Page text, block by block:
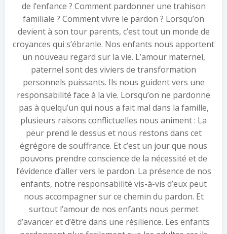
de l’enfance ? Comment pardonner une trahison
familiale ? Comment vivre le pardon ? Lorsqu’on
devient à son tour parents, c’est tout un monde de
croyances qui s’ébranle. Nos enfants nous apportent
un nouveau regard sur la vie. L’amour maternel,
paternel sont des viviers de transformation
personnels puissants. Ils nous guident vers une
responsabilité face à la vie. Lorsqu’on ne pardonne
pas à quelqu’un qui nous a fait mal dans la famille,
plusieurs raisons conflictuelles nous animent : La
peur prend le dessus et nous restons dans cet
égrégore de souffrance. Et c’est un jour que nous
pouvons prendre conscience de la nécessité et de
l’évidence d’aller vers le pardon. La présence de nos
enfants, notre responsabilité vis-à-vis d’eux peut
nous accompagner sur ce chemin du pardon. Et
surtout l’amour de nos enfants nous permet
d’avancer et d’être dans une résilience. Les enfants